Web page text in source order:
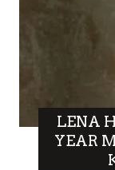
LENA
YEAR